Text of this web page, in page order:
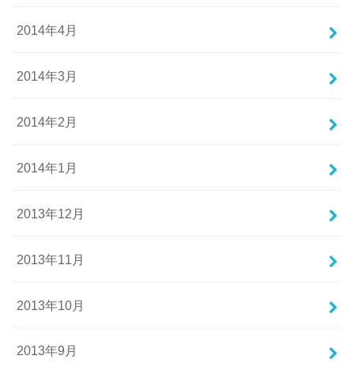
2014年4月
2014年3月
2014年2月
2014年1月
2013年12月
2013年11月
2013年10月
2013年9月